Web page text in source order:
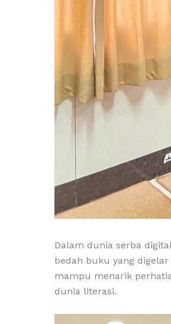
Dalam dunia serba
bedah buku yang
mampu menarik
dunia literasi.